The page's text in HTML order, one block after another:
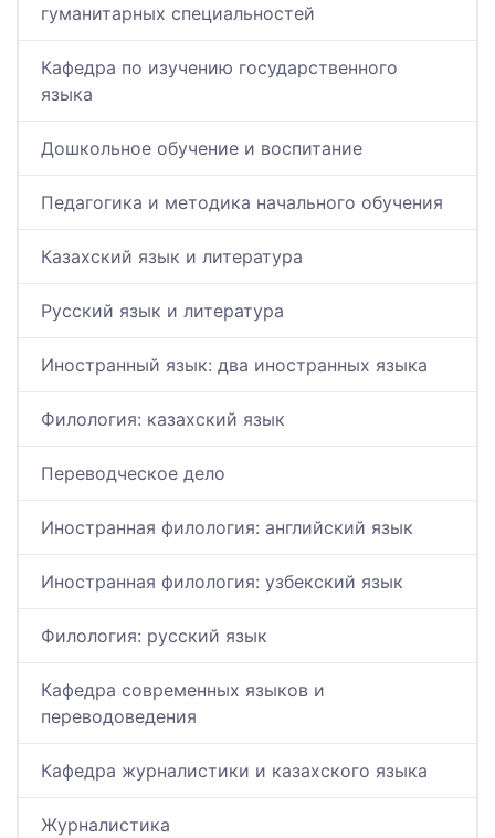
гуманитарных специальностей
Кафедра по изучению государственного
языка
Дошкольное обучение и воспитание
Педагогика и методика начального обучения
Казахский язык и литература
Русский язык и литература
Иностранный язык: два иностранных языка
Филология: казахский язык
Переводческое дело
Иностранная филология: английский язык
Иностранная филология: узбекский язык
Филология: русский язык
Кафедра современных языков и
переводоведения
Кафедра журналистики и казахского языка
Журналистика